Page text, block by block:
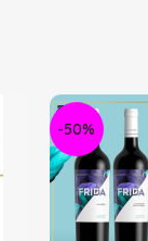
-50%